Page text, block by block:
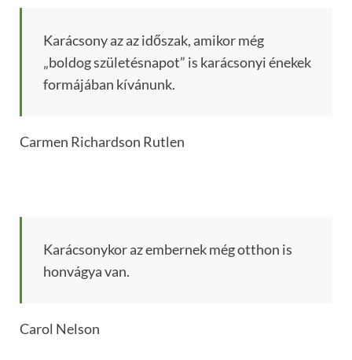
Karácsony az az időszak, amikor még
„boldog születésnapot” is karácsonyi énekek
formájában kívánunk.
Carmen Richardson Rutlen
Karácsonykor az embernek még otthon is
honvágya van.
Carol Nelson